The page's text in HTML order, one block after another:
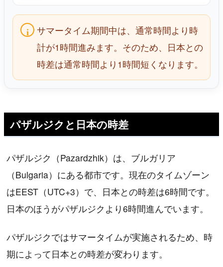
サマータイム期間中は、通常時間より時
計が1時間進みます。そのため、日本との
時差は通常時間より1時間短くなります。
パザルジクと日本の時差
パザルジク（Pazardzhik）は、ブルガリア
（Bulgaria）にある都市です。現在のタイムゾーン
はEEST（UTC+3）で、日本との時差は6時間です。
日本のほうがパザルジクより6時間進んでいます。
パザルジクではサマータイムが実施されるため、時
期によって日本との時差が変わります。